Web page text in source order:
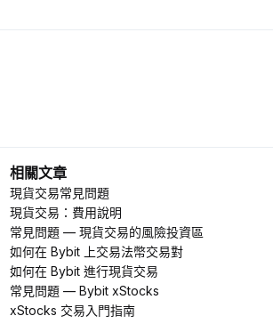
相關文章
現貨交易常見問題
現貨交易：費用說明
常見問題 — 現貨交易的風險投資區
如何在 Bybit 上交易法幣交易對
如何在 Bybit 進行現貨交易
常見問題 — Bybit xStocks
xStocks 交易入門指南